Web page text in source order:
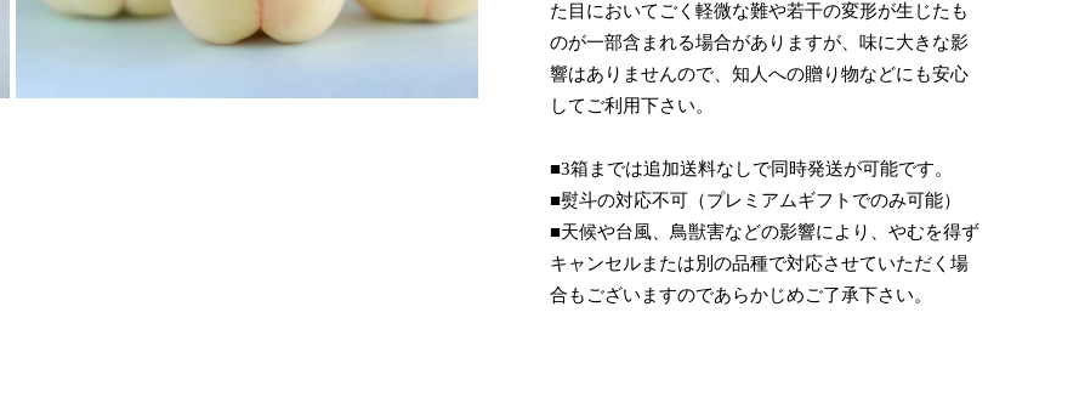
た目においてごく軽微な難や若干の変形が生じたも
のが一部含まれる場合がありますが、味に大きな影
響はありませんので、知人への贈り物などにも安心
してご利用下さい。
■3箱までは追加送料なしで同時発送が可能です。
■熨斗の対応不可（プレミアムギフトでのみ可能）
■天候や台風、鳥獣害などの影響により、やむを得ず
キャンセルまたは別の品種で対応させていただく場
合もございますのであらかじめご了承下さい。